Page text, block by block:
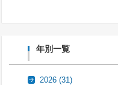
年別一覧
2026(31)